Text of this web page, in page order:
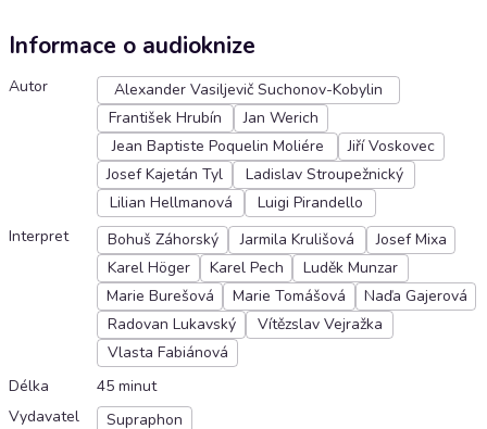
Informace o audioknize
Autor
Alexander Vasiljevič Suchonov-Kobylin
František Hrubín
Jan Werich
Jean Baptiste Poquelin Moliére
Jiří Voskovec
Josef Kajetán Tyl
Ladislav Stroupežnický
Lilian Hellmanová
Luigi Pirandello
Interpret
Bohuš Záhorský Jarmila Krulišová
Josef Mixa
Karel Höger
Karel Pech
Luděk Munzar
Marie Burešová
Marie Tomášová
Naďa Gajerová
Radovan Lukavský
Vítězslav Vejražka
Vlasta Fabiánová
Délka
45 minut
Vydavatel
Supraphon